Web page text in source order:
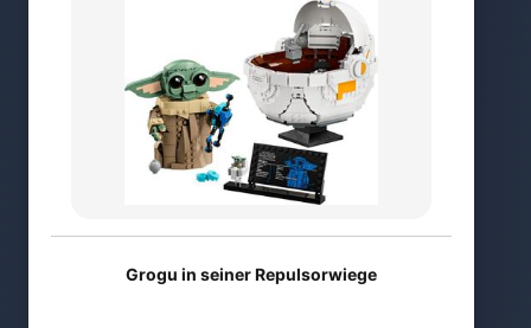
Grogu in seiner Repulsorwiege